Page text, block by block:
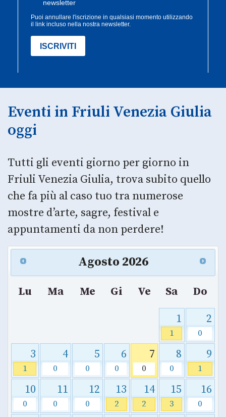
Eventi in Friuli Venezia Giulia
oggi
Tutti gli eventi giorno per giorno in
Friuli Venezia Giulia, trova subito quello
che fa più al caso tuo tra numerose
mostre d’arte, sagre, festival e
appuntamenti da non perdere!
Agosto 2026
Lu Ma Me Gi Ve Sa
Do
1
1
2
0
3
1
4
0
5
0
6
0
7
0
8
0
9
1
10
0
11
0
12
0
13
2
14
2
15
3
16
0